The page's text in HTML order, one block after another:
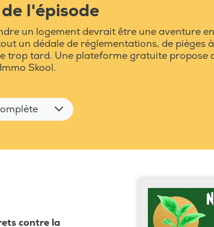
l'épisode
un logement devrait être une aventure
un dédale de réglementations, de pièges
trop tard. Une plateforme gratuite propose
Skool.
contre la